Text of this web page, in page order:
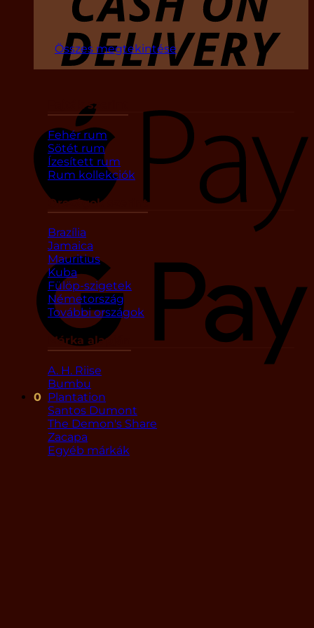
0
Összes megtekintése
Fajták szerint
Fehér rum
Sötét rum
Ízesített rum
Rum kollekciók
Országok szerint
Brazília
Jamaica
Mauritius
Kuba
Fülöp-szigetek
Németország
További országok
Márka alapján
A. H. Riise
Bumbu
Plantation
Santos Dumont
The Demon's Share
Zacapa
Egyéb márkák